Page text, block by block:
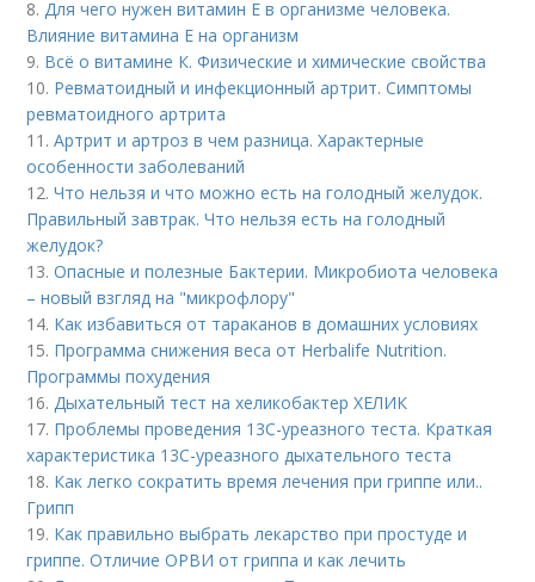
8.Для чего нужен витамин Е в организме человека.
Влияние витамина E на организм
9. Всё о витамине К. Физические и химические свойства
10. Ревматоидный и инфекционный артрит. Симптомы
ревматоидного артрита
11.Артрит и артроз в чем разница. Характерные
особенности заболеваний
12.Что нельзя и что можно есть на голодный желудок.
Правильный завтрак. Что нельзя есть на голодный
желудок?
13.Опасные и полезные Бактерии. Микробиота человека
– новый взгляд на "микрофлору"
14. Как избавиться от тараканов в домашних условиях
15. Программа снижения веса от Herbalife Nutrition.
Программы похудения
16.Дыхательный тест на хеликобактер ХЕЛИК
17. Проблемы проведения 13С-уреазного теста. Краткая
характеристика 13С-уреазного дыхательного теста
18. Как легко сократить время лечения при гриппе или..
Грипп
19. Как правильно выбрать лекарство при простуде и
гриппе. Отличие ОРВИ от гриппа и как лечить